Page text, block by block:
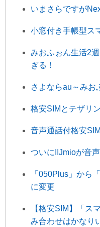
いまさらですが
小窓付き手帳型ス
みおふぉん生活2
ぎる！
さよならau～みお
格安SIMとテザリ
音声通話付格安
ついにIIJmioが音
「050Plus」から
に変更
【格安SIM】「ス
み合わせはかなり